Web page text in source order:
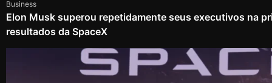
Business
Elon Musk superou repetidamente seus executivos na
resultados da SpaceX